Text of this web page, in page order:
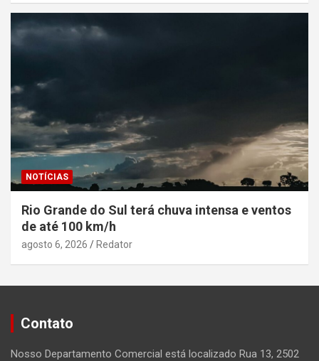
NOTÍCIAS
Rio Grande do Sul terá chuva intensa e ventos
de até 100 km/h
agosto 6, 2026 Redator
Contato
Nosso Departamento Comercial está localizado Rua 13, 2502